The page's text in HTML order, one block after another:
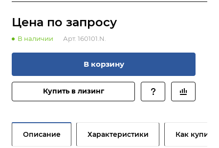
Цена по запросу
В наличии Арт. 160101.N.
В корзину
Купить в лизинг
Описание Характеристики Как купить